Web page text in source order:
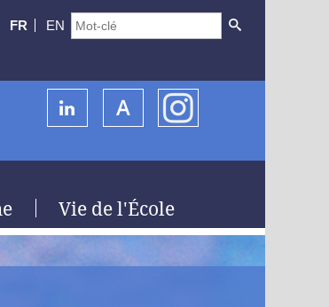
FR EN
Vie de l'École